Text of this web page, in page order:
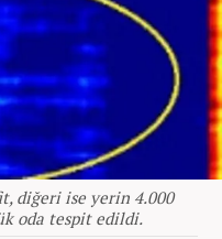
diğeri ise yerin 4.000
oda tespit edildi.